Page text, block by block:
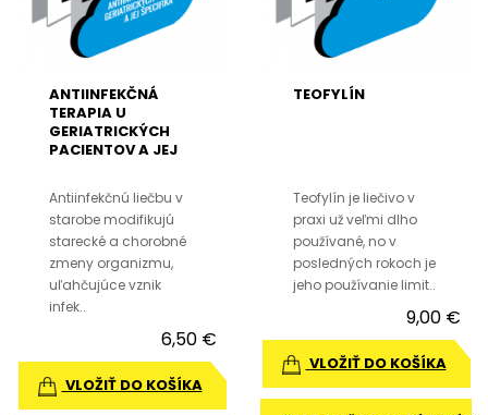
ANTIINFEKČNÁ
TERAPIA U
GERIATRICKÝCH
PACIENTOV A JEJ
Antiinfekčnú liečbu v
starobe modifikujú
starecké a chorobné
zmeny organizmu,
uľahčujúce vznik
infek..
6,50 €
VLOŽIŤ DO KOŠÍKA
TEOFYLÍN
Teofylín je liečivo v
praxi už veľmi dlho
používané, no v
posledných rokoch je
jeho používanie limit..
9,00 €
VLOŽIŤ DO KOŠÍKA